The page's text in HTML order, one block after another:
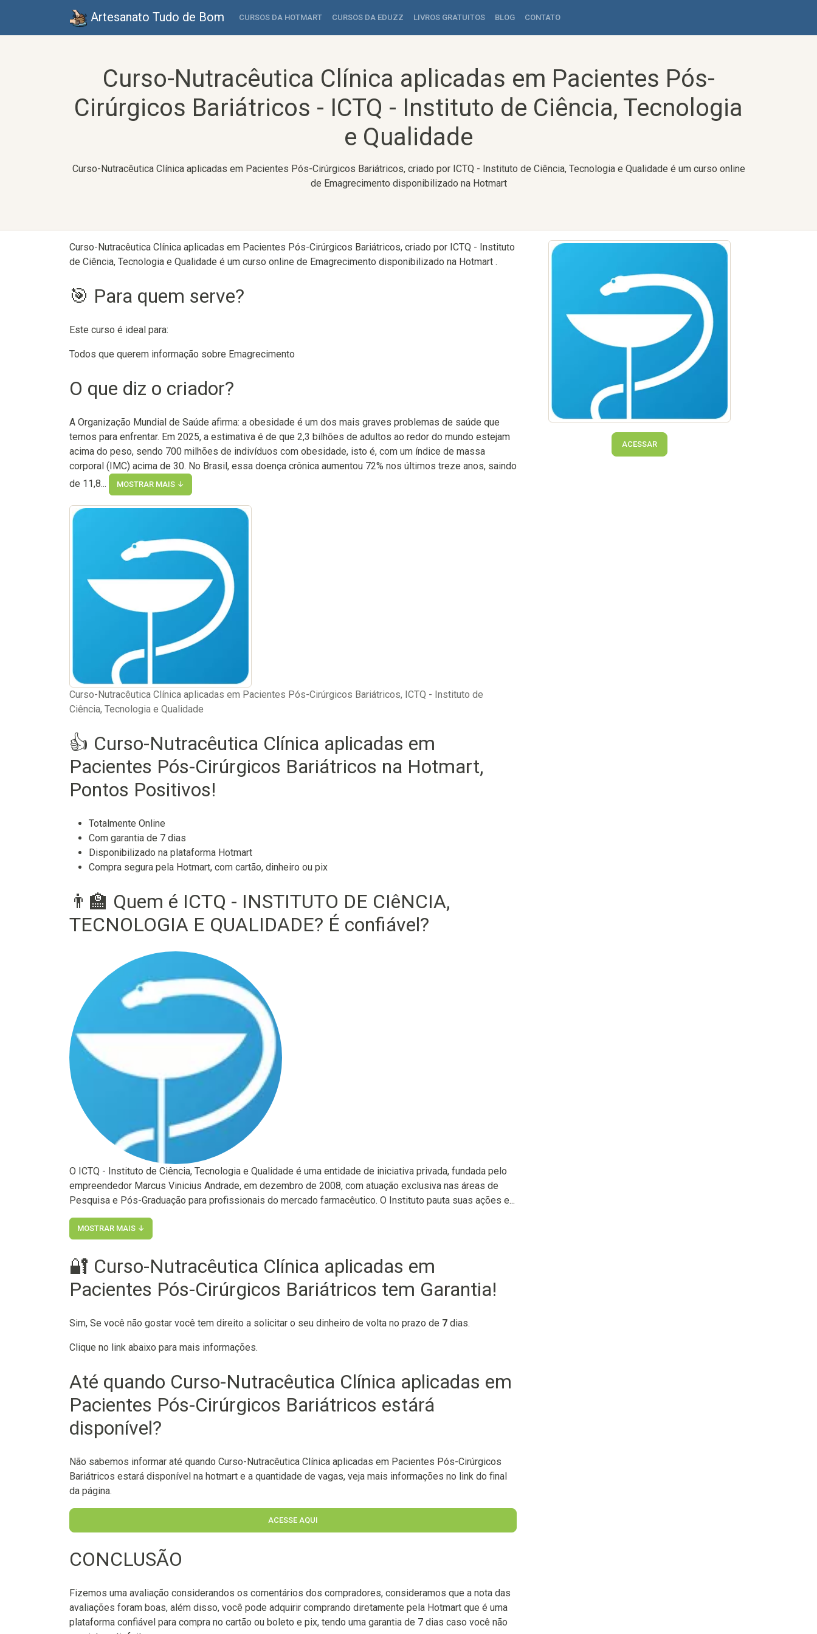
Artesanato Tudo de Bom CURSOS DA HOTMART CURSOS DA EDUZZ LIVROS GRATUITOS BLOG CONTATO
Curso-Nutracêutica Clínica aplicadas em Pacientes Pós-
Cirúrgicos Bariátricos - ICTQ - Instituto de Ciência, Tecnologia
e Qualidade
Curso-Nutracêutica Clínica aplicadas em Pacientes Pós-Cirúrgicos Bariátricos, criado por ICTQ - Instituto de Ciência, Tecnologia e Qualidade é um curso online
de Emagrecimento disponibilizado na Hotmart
Curso-Nutracêutica Clínica aplicadas em Pacientes Pós-Cirúrgicos Bariátricos, criado por ICTQ - Instituto
de Ciência, Tecnologia e Qualidade é um curso online de Emagrecimento disponibilizado na Hotmart .
🎯 Para quem serve?
Este curso é ideal para:
Todos que querem informação sobre Emagrecimento
O que diz o criador?
A Organização Mundial de Saúde afirma: a obesidade é um dos mais graves problemas de saúde que
temos para enfrentar. Em 2025, a estimativa é de que 2,3 bilhões de adultos ao redor do mundo estejam
acima do peso, sendo 700 milhões de indivíduos com obesidade, isto é, com um índice de massa
corporal (IMC) acima de 30. No Brasil, essa doença crônica aumentou 72% nos últimos treze anos, saindo
de 11,8...
MOSTRAR MAIS ↓
Curso-Nutracêutica Clínica aplicadas em Pacientes Pós-Cirúrgicos Bariátricos, ICTQ - Instituto de
Ciência, Tecnologia e Qualidade
👍 Curso-Nutracêutica Clínica aplicadas em
Pacientes Pós-Cirúrgicos Bariátricos na Hotmart,
Pontos Positivos!
Totalmente Online
Com garantia de 7 dias
Disponibilizado na plataforma Hotmart
Compra segura pela Hotmart, com cartão, dinheiro ou pix
👨‍🏫 Quem é ICTQ - INSTITUTO DE CIêNCIA,
TECNOLOGIA E QUALIDADE? É confiável?
O ICTQ - Instituto de Ciência, Tecnologia e Qualidade é uma entidade de iniciativa privada, fundada pelo
empreendedor Marcus Vinicius Andrade, em dezembro de 2008, com atuação exclusiva nas áreas de
Pesquisa e Pós-Graduação para profissionais do mercado farmacêutico. O Instituto pauta suas ações e...
MOSTRAR MAIS ↓
🔐 Curso-Nutracêutica Clínica aplicadas em
Pacientes Pós-Cirúrgicos Bariátricos tem Garantia!
Sim, Se você não gostar você tem direito a solicitar o seu dinheiro de volta no prazo de 7 dias.
Clique no link abaixo para mais informações.
Até quando Curso-Nutracêutica Clínica aplicadas em
Pacientes Pós-Cirúrgicos Bariátricos estárá
disponível?
Não sabemos informar até quando Curso-Nutracêutica Clínica aplicadas em Pacientes Pós-Cirúrgicos
Bariátricos estará disponível na hotmart e a quantidade de vagas, veja mais informações no link do final
da página.
ACESSE AQUI
CONCLUSÃO
Fizemos uma avaliação considerandos os comentários dos compradores, consideramos que a nota das
avaliações foram boas, além disso, você pode adquirir comprando diretamente pela Hotmart que é uma
plataforma confiável para compra no cartão ou boleto e pix, tendo uma garantia de 7 dias caso você não
ACESSAR